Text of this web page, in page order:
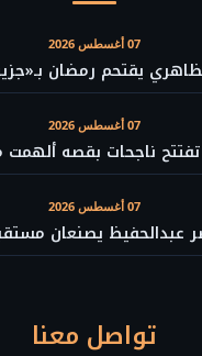
07 أغسطس 2026
يقتحم رمضان
07 أغسطس 2026
ناجحات بقصه ألهمت
07 أغسطس 2026
عبدالحفيظ يصنعان
تواصل معنا